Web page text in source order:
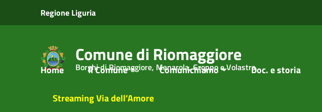
Vai ai contenuti
Vai al menu di navigazione
Regione Liguria
Comune di Riomaggiore
Borghi di Riomaggiore, Manarola, Groppo e Volastra
Home Il Comune Comunichiamo Doc. e storia
Streaming Via dell’Amore